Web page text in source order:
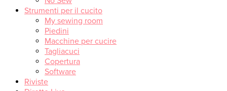
Strumenti per il cucito
My sewing room
Piedini
Macchine per cucire
Tagliacuci
Copertura
Software
Riviste